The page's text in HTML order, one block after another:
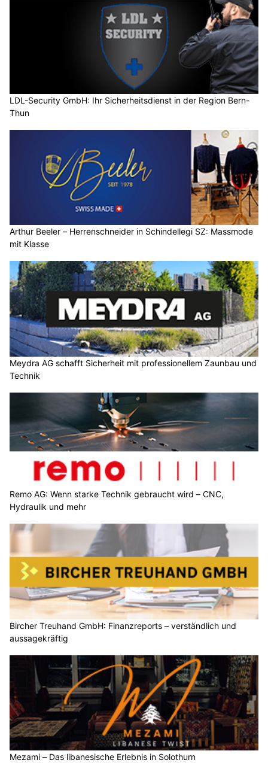
LDL-Security GmbH: Ihr Sicherheitsdienst in der Region Bern-
Thun
Arthur Beeler – Herrenschneider in Schindellegi SZ: Massmode
mit Klasse
Meydra AG schafft Sicherheit mit professionellem Zaunbau und
Technik
Remo AG: Wenn starke Technik gebraucht wird – CNC,
Hydraulik und mehr
Bircher Treuhand GmbH: Finanzreports – verständlich und
aussagekräftig
Mezami – Das libanesische Erlebnis in Solothurn